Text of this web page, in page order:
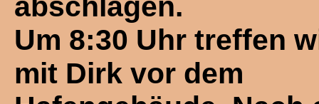
Um 8:30 Uhr treffen
mit Dirk vor dem